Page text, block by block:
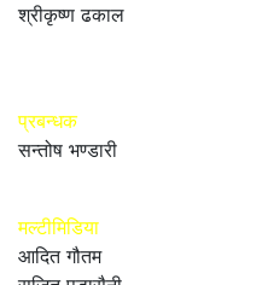
श्रीकृष्ण ढकाल
प्रबन्धक
सन्तोष भण्डारी
मल्टीमिडिया
आदित गौतम